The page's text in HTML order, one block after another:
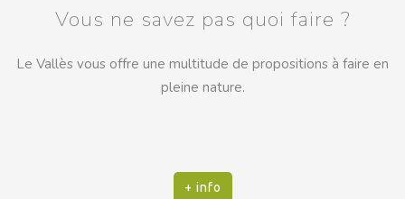
Vous ne savez pas quoi faire ?
Le Vallès vous offre une multitude de propositions à faire en
pleine nature.
+ info